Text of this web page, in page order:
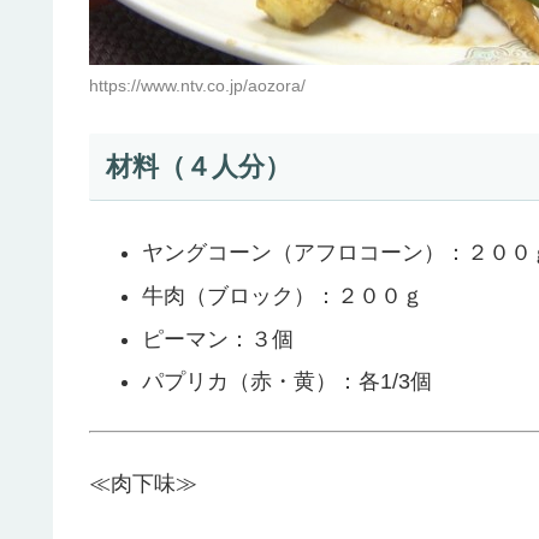
https://www.ntv.co.jp/aozora/
材料（４人分）
ヤングコーン（アフロコーン）：２００
牛肉（ブロック）：２００ｇ
ピーマン：３個
パプリカ（赤・黄）：各1/3個
≪肉下味≫